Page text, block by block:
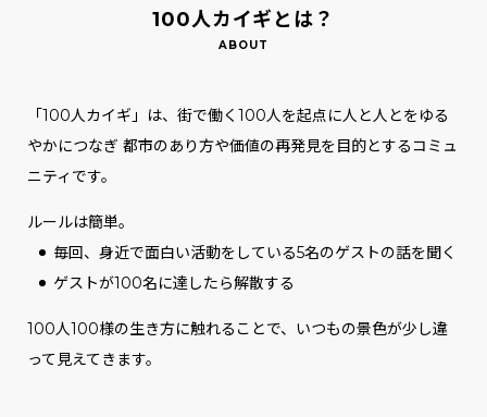
100人カイギとは？
「100人カイギ」は、街で働く100人を起点に人と人とをゆる
やかにつなぎ 都市のあり方や価値の再発見を目的とするコミュ
ニティです。
ルールは簡単。
毎回、身近で面白い活動をしている5名のゲストの話を聞く
ゲストが100名に達したら解散する
100人100様の生き方に触れることで、いつもの景色が少し違
って見えてきます。